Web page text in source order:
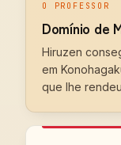
O PROFESSOR
Domínio de
Hiruzen
em
que lhe